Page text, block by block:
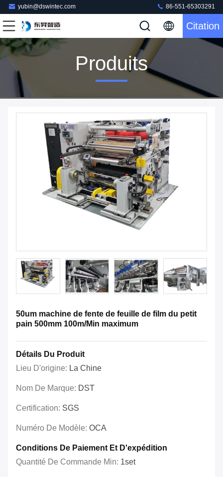
yubin@dswintec.com 86-551-65303291
Citation
Produits
50um machine de fente de feuille de film du petit
pain 500mm 100m/Min maximum
Détails Du Produit
Lieu D'origine: La Chine
Nom De Marque: DST
Certification: SGS
Numéro De Modèle: OCA
Conditions De Paiement Et D'expédition
Quantité De Commande Min: 1set